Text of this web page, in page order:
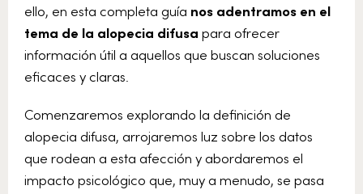
ello, en esta completa guía nos adentramos en el
tema de la alopecia difusa para ofrecer
información útil a aquellos que buscan soluciones
eficaces y claras.
Comenzaremos explorando la definición de
alopecia difusa, arrojaremos luz sobre los datos
que rodean a esta afección y abordaremos el
impacto psicológico que, muy a menudo, se pasa